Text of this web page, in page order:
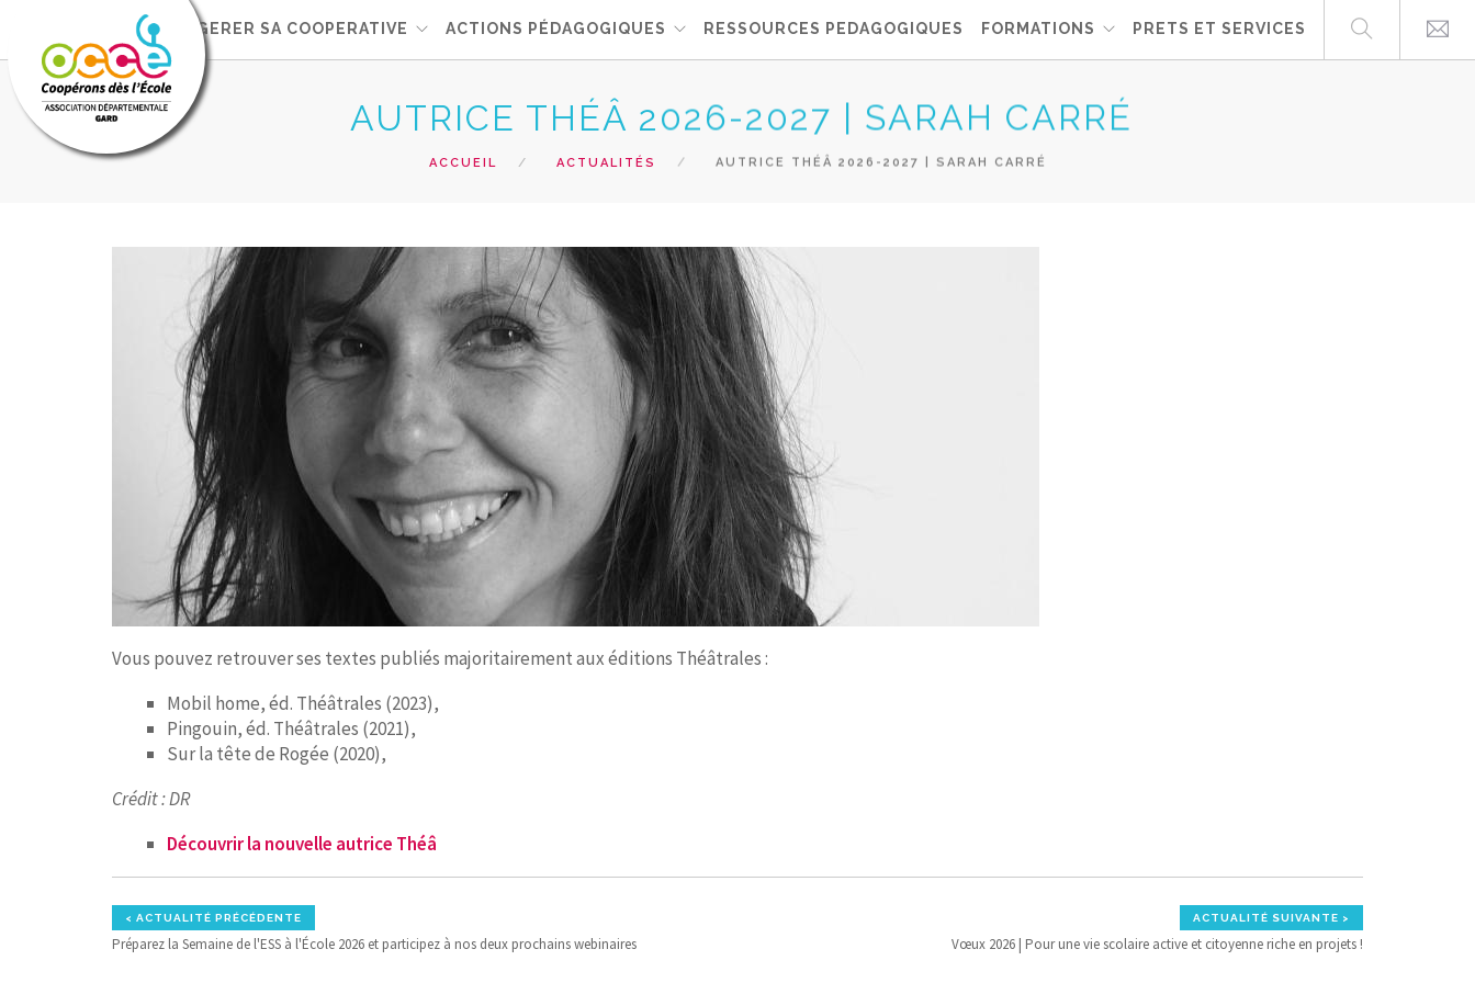
L'OCCE 30 GERER SA COOPERATIVE ACTIONS PÉDAGOGIQUES RESSOURCES PEDAGOGIQUES FORMATIONS PRETS ET SERVICES
AUTRICE THÉÂ 2026-2027 | SARAH CARRÉ
ACCUEIL ACTUALITÉS AUTRICE THÉÂ 2026-2027 | SARAH CARRÉ
Vous pouvez retrouver ses textes publiés majoritairement aux éditions Théâtrales :
Mobil home, éd. Théâtrales (2023),
Pingouin, éd. Théâtrales (2021),
Sur la tête de Rogée (2020),
Crédit : DR
Découvrir la nouvelle autrice Théâ
< ACTUALITÉ PRÉCÉDENTE
Préparez la Semaine de l'ESS à l'École 2026 et participez à nos deux prochains webinaires
ACTUALITÉ SUIVANTE >
Vœux 2026 | Pour une vie scolaire active et citoyenne riche en projets !